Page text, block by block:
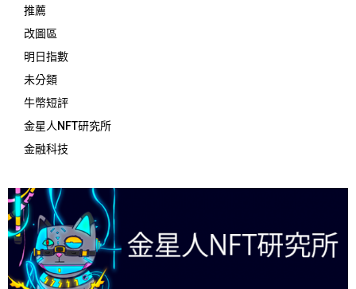
推薦
改圖區
明日指數
未分類
牛幣短評
金星人NFT研究所
金融科技